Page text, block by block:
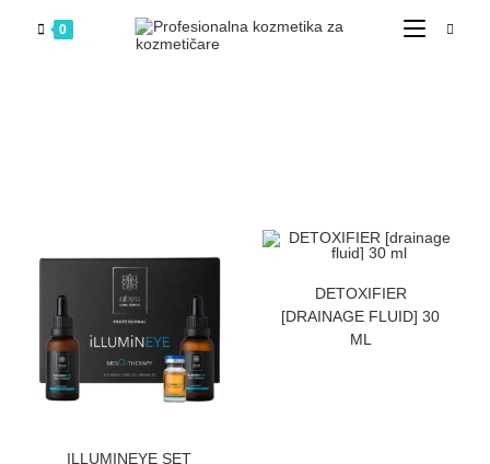
0
ILLUMINEYE SET
DETOXIFIER
[DRAINAGE FLUID] 30
ML